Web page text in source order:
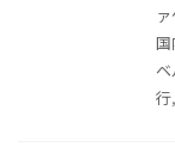
国
行,